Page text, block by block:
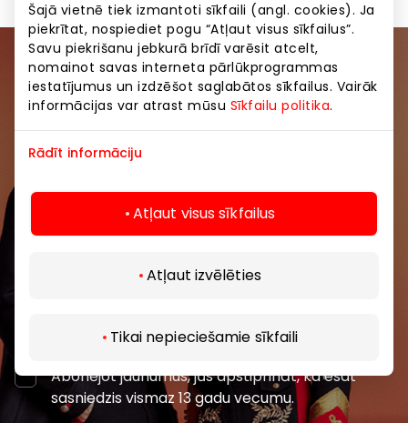
Šajā vietnē tiek izmantoti sīkfaili (angl. cookies). Ja
piekrītat, nospiediet pogu “Atļaut visus sīkfailus”.
Savu piekrišanu jebkurā brīdī varēsit atcelt,
nomainot savas interneta pārlūkprogrammas
iestatījumus un izdzēšot saglabātos sīkfailus. Vairāk
informācijas var atrast mūsu Sīkfailu politika.
Rādīt informāciju
Atļaut visus sīkfailus
Atļaut izvēlēties
Tikai nepieciešamie sīkfaili
Pievienojieties mūsu kopienai
Uzzini pirmais par labākajiem piedāvājumiem,
izklaides centros “AKROPOLE Alfa” un “AKROPOLE
Abonējot jaunumus, jūs apstiprināt, ka esat
sasniedzis vismaz 13 gadu vecumu.